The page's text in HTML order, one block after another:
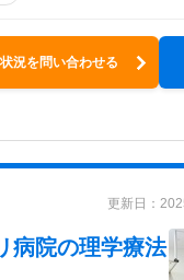
況を問い合わせる
更新日：
病院の理学療法